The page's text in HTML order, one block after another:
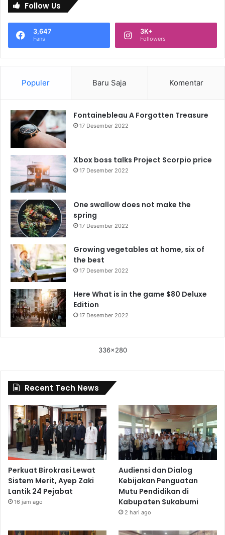
Follow Us
3,647
Fans
3K+
Followers
Populer Baru Saja Komentar
Fontainebleau A Forgotten Treasure
17 Desember 2022
Xbox boss talks Project Scorpio price
17 Desember 2022
One swallow does not make the
spring
17 Desember 2022
Growing vegetables at home, six of
the best
17 Desember 2022
Here What is in the game $80 Deluxe
Edition
17 Desember 2022
336x280
Recent Tech News
Perkuat Birokrasi Lewat
Sistem Merit, Ayep Zaki
Lantik 24 Pejabat
16 jam ago
Audiensi dan Dialog
Kebijakan Penguatan
Mutu Pendidikan di
Kabupaten Sukabumi
2 hari ago